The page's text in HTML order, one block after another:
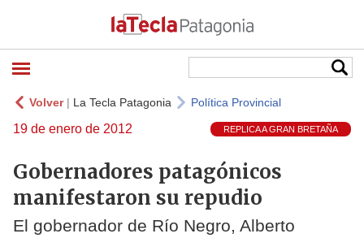
Volver| La Tecla Patagonia Política Provincial
19 de enero de 2012 REPLICA A GRAN BRETAÑA
Gobernadores patagónicos
manifestaron su repudio
El gobernador de Río Negro, Alberto